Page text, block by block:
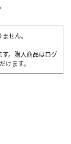
せん。
。購入商品はログ
けます。